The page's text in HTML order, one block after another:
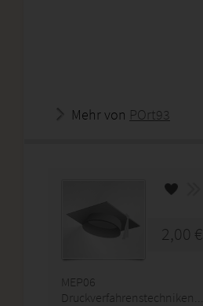
Mehr von POrt93
2,00 €
MEP06
Druckverfahrenstechniken...